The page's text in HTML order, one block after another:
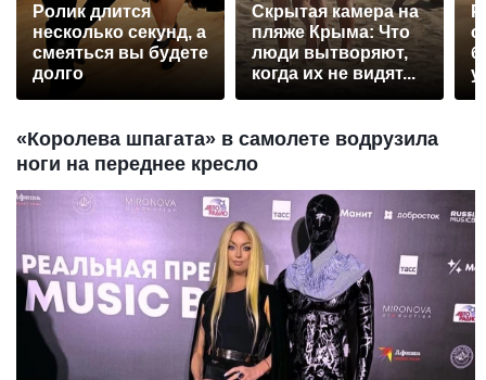
Ролик длится
несколько секунд, а
смеяться вы будете
долго
Скрытая камера на
пляже Крыма: Что
люди вытворяют,
когда их не видят...
«Королева шпагата» в самолете водрузила
ноги на переднее кресло